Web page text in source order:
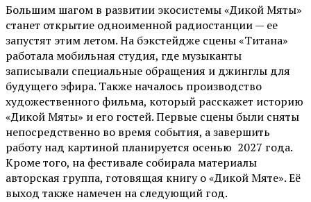
Большим шагом в развитии экосистемы «Дикой Мяты»
станет открытие одноименной радиостанции — ее
запустят этим летом. На бэкстейдже сцены «Титана»
работала мобильная студия, где музыканты
записывали специальные обращения и джинглы для
будущего эфира. Также началось производство
художественного фильма, который расскажет историю
«Дикой Мяты» и его гостей. Первые сцены были сняты
непосредственно во время события, а завершить
работу над картиной планируется осенью 2027 года.
Кроме того, на фестивале собирала материалы
авторская группа, готовящая книгу о «Дикой Мяте». Её
выход также намечен на следующий год.